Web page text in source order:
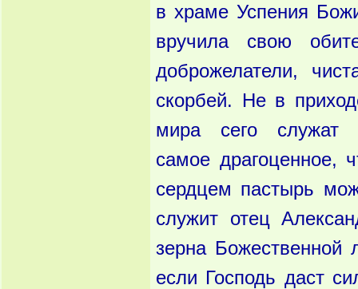
в храме Успения
вручила свою
доброжелатели,
скорбей. Не в
мира сего служат
самое драгоценное,
сердцем пастырь
служит отец
зерна Божественной
если Господь даст